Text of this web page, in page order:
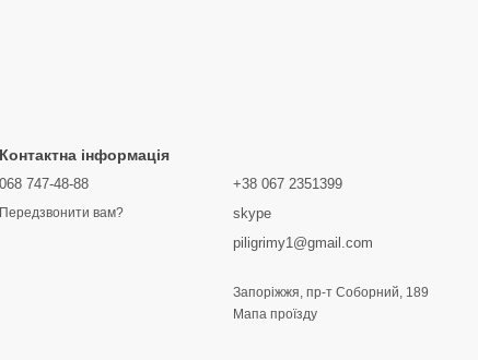
Контактна інформація
068 747-48-88
Передзвонити вам?
+38 067 2351399
skype
piligrimy1@gmail.com
Запоріжжя, пр-т Соборний, 189
Мапа проїзду